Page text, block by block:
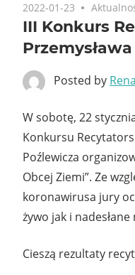
2022-01-23
III Konkurs
Posted by
W sobotę, 22
Konkursu
Poźlewicza
Obcej Ziemi”. Ze
koronawirusa jury
żywo jak i
Cieszą rezultaty